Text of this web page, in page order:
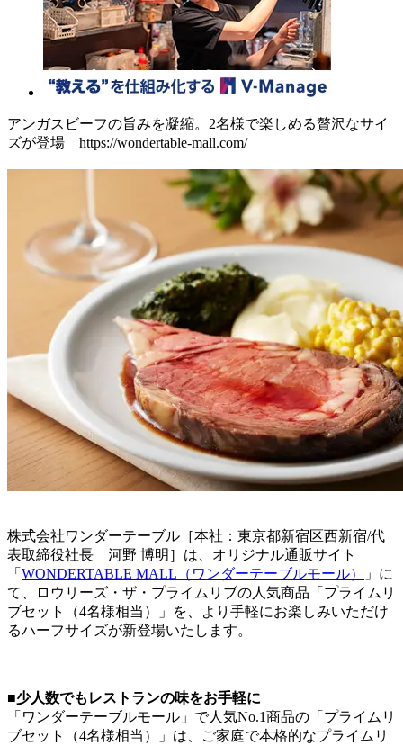
アンガスビーフの旨みを凝縮。2名様で楽しめる贅沢なサイ
ズが登場 https://wondertable-mall.com/
株式会社ワンダーテーブル［本社：東京都新宿区西新宿/代
表取締役社長 河野 博明］は、オリジナル通販サイト
「 WONDERTABLE MALL（ワンダーテーブルモール）
」に
て、ロウリーズ・ザ・プライムリブの人気商品「プライムリ
ブセット（4名様相当）」を、より手軽にお楽しみいただけ
るハーフサイズが新登場いたします。
■少人数でもレストランの味をお手軽に
「ワンダーテーブルモール」で人気No.1商品の「プライムリ
ブセット（4名様相当）」は、ご家庭で本格的なプライムリ